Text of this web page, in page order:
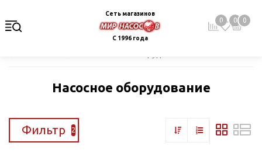
Сеть магазинов
С 1996 года
0 0 0
Насосное оборудование
Фильтр 2